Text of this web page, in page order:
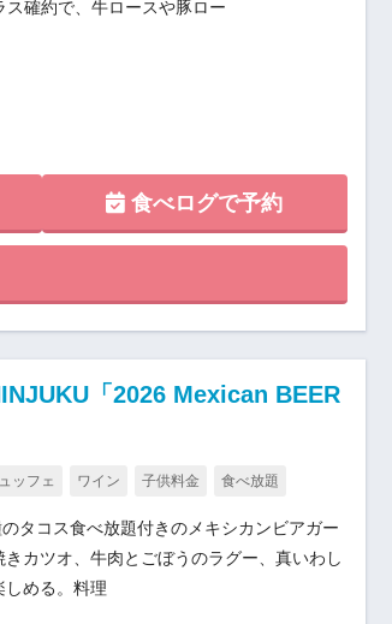
確約で、牛ロースや豚ロー
食べログで予約
「2026 Mexican BEER
ッフェ ワイン 子供料金 食べ放題
タコス食べ放題付きのメキシカンビアガー
カツオ、牛肉とごぼうのラグー、真いわし
しめる。料理